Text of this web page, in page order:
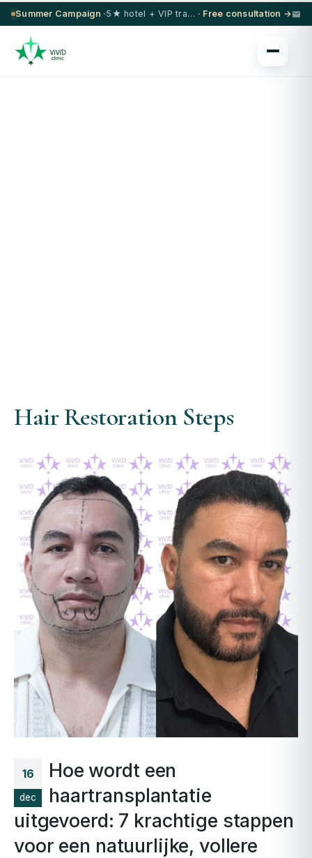
Summer Campaign · 5★ hotel + VIP transfer on select procedures · Free consultation →
Hair Restoration Steps
16
dec
Hoe wordt een
haartransplantatie
uitgevoerd: 7 krachtige stappen
voor een natuurlijke, vollere